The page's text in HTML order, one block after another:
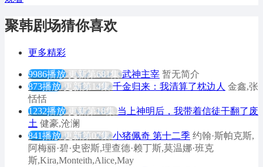
聚韩剧场猜你喜欢
更多精彩
9986播放 更新第681集 武神主宰 暂无简介
873播放 更新第14集 千金归来：我清算了枕边人 金鑫,张
恬恬
1232播放 更新第18集
当上神明后，我带着信徒干翻了废
土 健豪,沧澜
841播放 更新第07集 小猪佩奇 第十二季 约翰·斯帕克斯,
阿梅丽·碧·史密斯,理查德·赖丁斯,莫温娜·班克
斯,Kira,Monteith,Alice,May